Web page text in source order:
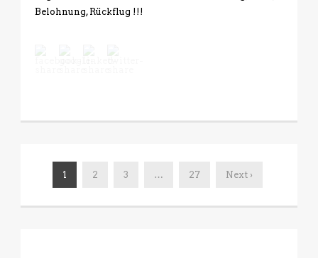
Belohnung, Rückflug !!!
1 2 3 … 27 Next ›